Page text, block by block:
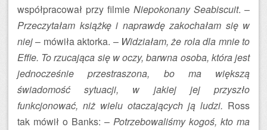
współpracował przy filmie Niepokonany Seabiscuit. –
Przeczytałam książkę i naprawdę zakochałam się w
niej– mówiła aktorka. – Widziałam, że rola dla mnie to
Effie. To rzucająca się w oczy, barwna osoba, która jest
jednocześnie przestraszona, bo ma większą
świadomość sytuacji, w jakiej jej przyszło
funkcjonować, niż wielu otaczających ją ludzi. Ross
tak mówił o Banks: – Potrzebowaliśmy kogoś, kto ma